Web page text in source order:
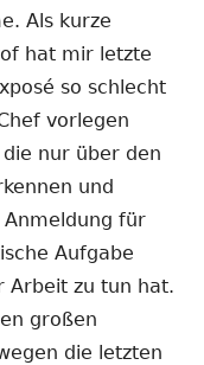
Als kurze
hat mir letzte
so schlecht
vorlegen
nur über den
und
Anmeldung für
Aufgabe
Arbeit zu tun hat.
großen
die letzten